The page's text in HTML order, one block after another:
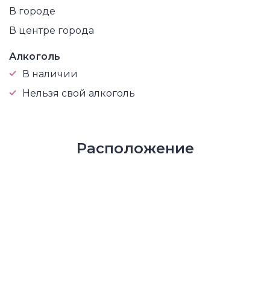
В городе
В центре города
Алкоголь
В наличии
Нельзя свой алкоголь
Расположение